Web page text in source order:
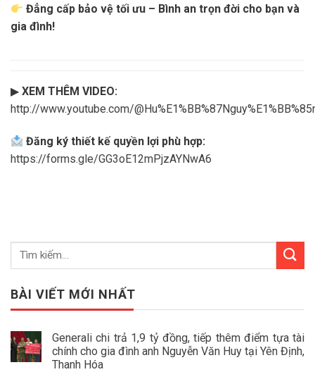
Đẳng cấp bảo vệ tối ưu – Bình an trọn đời cho bạn và
gia đình!
▶ XEM THÊM VIDEO:
http://www.youtube.com/
Đăng ký thiết kế quyền lợi phù hợp:
https://forms.gle/GG3oE12mPjzAYNwA6
BÀI VIẾT MỚI NHẤT
Generali chi trả 1,9 tỷ đồng, tiếp thêm điểm tựa tài
chính cho gia đình anh Nguyễn Văn Huy tại Yên Định,
Thanh Hóa